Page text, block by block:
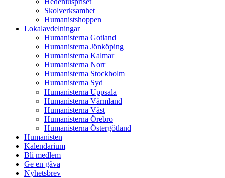
Skolverksamhet
Humanistshoppen
Lokalavdelningar
Humanisterna Gotland
Humanisterna Jönköping
Humanisterna Kalmar
Humanisterna Norr
Humanisterna Stockholm
Humanisterna Syd
Humanisterna Uppsala
Humanisterna Värmland
Humanisterna Väst
Humanisterna Örebro
Humanisterna Östergötland
Humanisten
Kalendarium
Bli medlem
Ge en gåva
Nyhetsbrev